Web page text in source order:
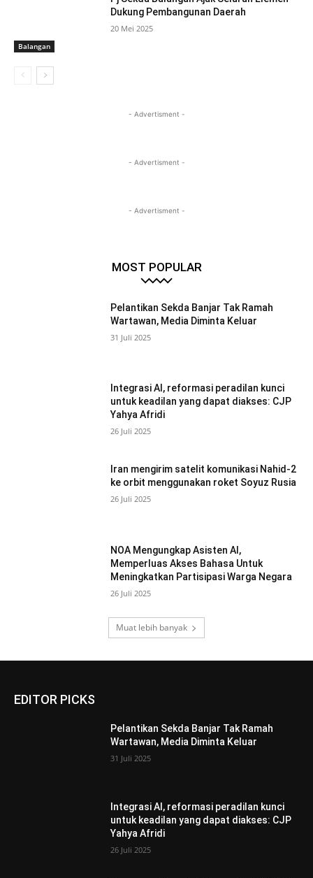
Balangan
Dukung Pembangunan Daerah
20 Mei 2025
- Advertisment -
- Advertisment -
- Advertisment -
MOST POPULAR
Pelantikan Sekda Banjar Tak Ramah
Wartawan, Media Diminta Keluar
31 Juli 2025
Integrasi AI, reformasi peradilan kunci
untuk keadilan yang dapat diakses: CJP
Yahya Afridi
26 Juli 2025
Iran mengirim satelit komunikasi Nahid-2
ke orbit menggunakan roket Soyuz Rusia
26 Juli 2025
NOA Mengungkap Asisten AI,
Memperluas Akses Bahasa Untuk
Meningkatkan Partisipasi Warga Negara
26 Juli 2025
Muat lebih banyak
EDITOR PICKS
Pelantikan Sekda Banjar Tak Ramah
Wartawan, Media Diminta Keluar
31 Juli 2025
Integrasi AI, reformasi peradilan kunci
untuk keadilan yang dapat diakses: CJP
Yahya Afridi
26 Juli 2025